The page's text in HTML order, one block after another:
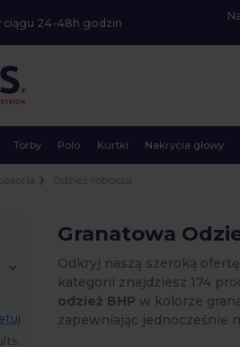
ciągu 24-48h godzin
Torby Polo Kurtki Nakrycia głowy
Granatowa
Odkryj naszą szeroką
kategorii znajdziesz 174
odzież BHP w kolorze
zapewniając jednocześnie